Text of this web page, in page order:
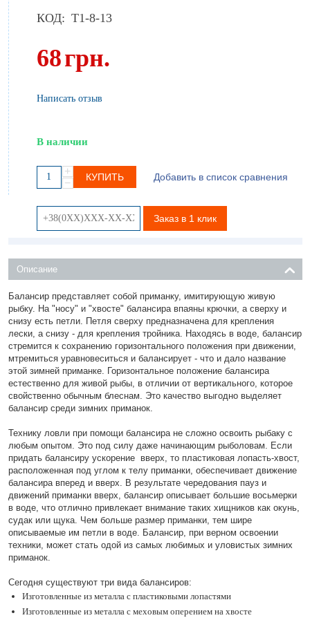
КОД: T1-8-13
68грн.
Написать отзыв
В наличии
+
−
КУПИТЬ Добавить в список сравнения
Заказ в 1 клик
Описание
Балансир представляет собой приманку, имитирующую живую
рыбку. На "носу" и "хвосте" балансира впаяны крючки, а сверху и
снизу есть петли. Петля сверху предназначена для крепления
лески, а снизу - для крепления тройника. Находясь в воде, балансир
стремится к сохранению горизонтального положения при движении,
мтремиться уравновеситься и балансирует - что и дало название
этой зимней приманке. Горизонтальное положение балансира
естественно для живой рыбы, в отличии от вертикального, которое
свойственно обычным блеснам. Это качество выгодно выделяет
балансир среди зимних приманок.
Технику ловли при помощи балансира не сложно освоить рыбаку с
любым опытом. Это под силу даже начинающим рыболовам. Если
придать балансиру ускорение вверх, то пластиковая лопасть-хвост,
расположенная под углом к телу приманки, обеспечивает движение
балансира вперед и вверх. В результате чередования пауз и
движений приманки вверх, балансир описывает большие восьмерки
в воде, что отлично привлекает внимание таких хищников как окунь,
судак или щука. Чем больше размер приманки, тем шире
описываемые им петли в воде. Балансир, при верном освоении
техники, может стать одой из самых любимых и уловистых зимних
приманок.
Сегодня существуют три вида балансиров:
Изготовленные из металла с пластиковыми лопастями
Изготовленные из металла с меховым оперением на хвосте